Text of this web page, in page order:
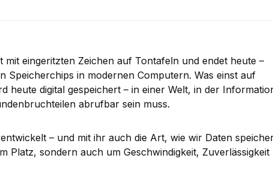
mit eingeritzten Zeichen auf Tontafeln und endet heute –
Speicherchips in modernen Computern. Was einst auf
heute digital gespeichert – in einer Welt, in der
abrufbar sein muss.
– und mit ihr auch die Art, wie wir Daten
Platz, sondern auch um Geschwindigkeit, Zuverlässigkeit